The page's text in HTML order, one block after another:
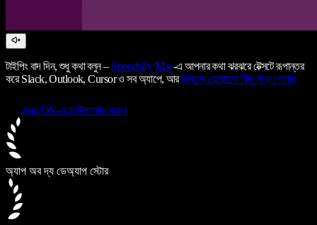
টাইপিং বাদ দিন, শুধু কথা বলুন – Speechify Mac-এ আপনার কথা ঝরঝরে টেক্সটে রূপান্তর
করে Slack, Outlook, Cursor ও সব অ্যাপে, আরস্ক্রিনের যেকোনো কিছু পড়ে শোনায়
macOS-এ ডাউনলোড করুন
অ্যাপ অব দ্য ডেঅ্যাপ স্টোর